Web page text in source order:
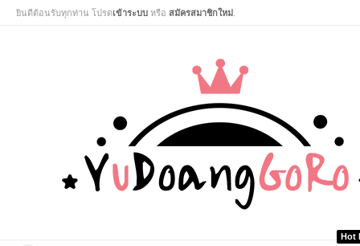
ยินดีต้อนรับทุกท่าน โปรดเข้าระบบ หรือ สมัครสมาชิกใหม่
Hot